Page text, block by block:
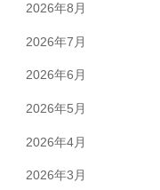
2026年8月
2026年7月
2026年6月
2026年5月
2026年4月
2026年3月